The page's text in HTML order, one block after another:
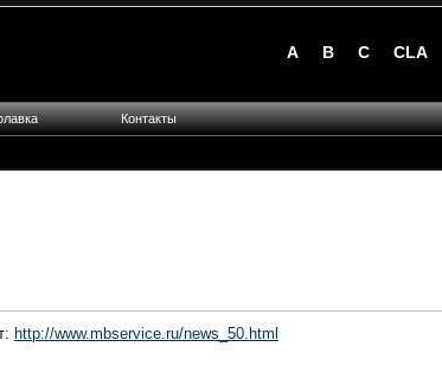
http://www.mbservice.ru/news_50.html
A B C CLA
Контакты